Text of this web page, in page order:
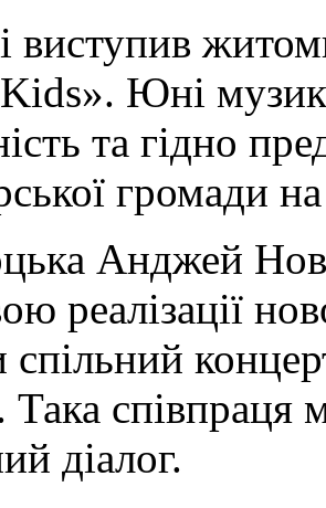
виступив
Юні
та гідно
громади
Анджей
реалізації
спільний
співпраця
діалог.